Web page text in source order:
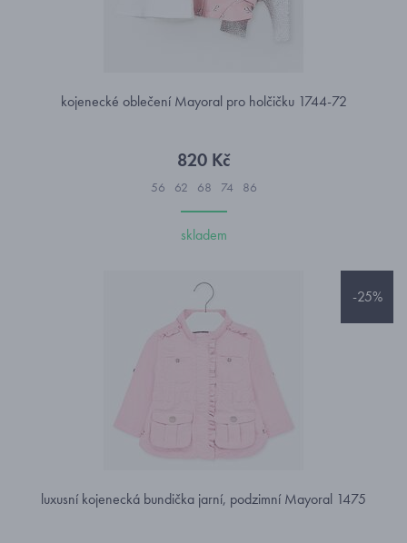
kojenecké oblečení Mayoral pro holčičku 1744-72
820 Kč
56 62 68 74 86
skladem
-25%
luxusní kojenecká bundička jarní, podzimní Mayoral 1475